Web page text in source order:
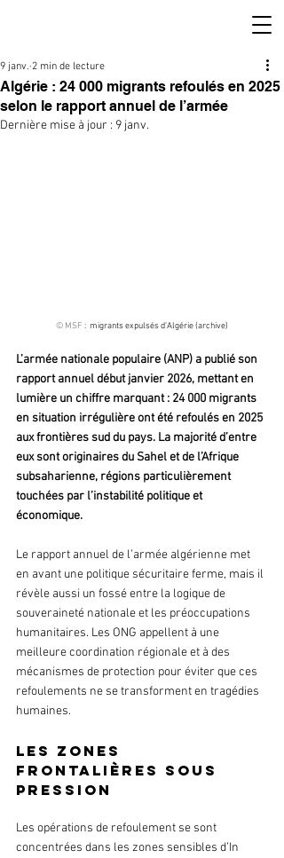
Algérie : 24 000 migrants refoulés en 2025
selon le rapport annuel de l’armée
9 janv. 2 min de lecture
Dernière mise à jour : 9 janv.
© MSF :  migrants expulsés d’Algérie (archive)
L’armée nationale populaire (ANP) a publié son
rapport annuel début janvier 2026, mettant en
lumière un chiffre marquant : 24 000 migrants
en situation irrégulière ont été refoulés en 2025
aux frontières sud du pays. La majorité d’entre
eux sont originaires du Sahel et de l’Afrique
subsaharienne, régions particulièrement
touchées par l’instabilité politique et
économique.
Le rapport annuel de l’armée algérienne met
en avant une politique sécuritaire ferme, mais il
révèle aussi un fossé entre la logique de
souveraineté nationale et les préoccupations
humanitaires. Les ONG appellent à une
meilleure coordination régionale et à des
mécanismes de protection pour éviter que ces
refoulements ne se transforment en tragédies
humaines.
Les zones
frontalières sous
pression
Les opérations de refoulement se sont
concentrées dans les zones sensibles d’In